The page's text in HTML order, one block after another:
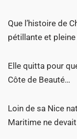
Que l’histoire de
pétillante et pleine
Elle quitta pour
Côte de Beauté…
Loin de sa Nice
Maritime ne